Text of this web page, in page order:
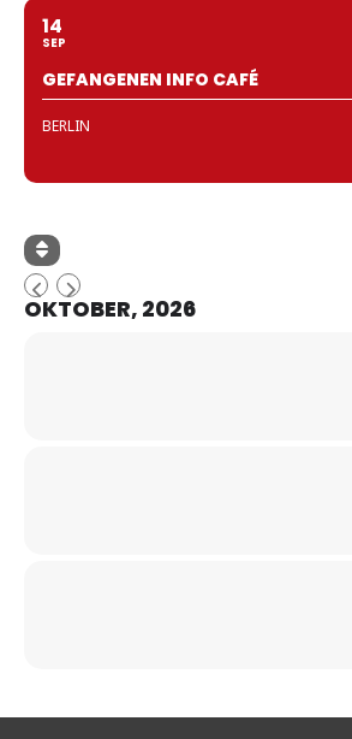
14
SEP
GEFANGENEN INFO CAFÉ
BERLIN
OKTOBER, 2026